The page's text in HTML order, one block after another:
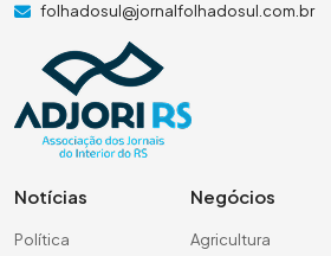
folhadosul@jornalfolhadosul.com.br
Notícias
Política
Negócios
Agricultura